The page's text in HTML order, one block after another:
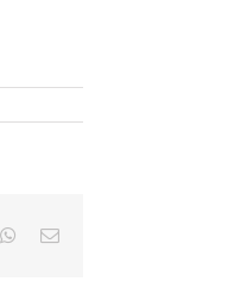
WhatsApp
Email